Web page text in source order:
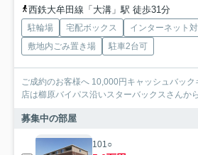
西鉄大牟田線「大溝」駅 徒歩31分
駐輪場 宅配ボックス インターネット
敷地内ごみ置き場
駐車2台可
ご成約のお客様へ 10,000円キャッシュバッ
店は櫛原バイパス沿いスターバックスさんか
募集中の部屋
101○